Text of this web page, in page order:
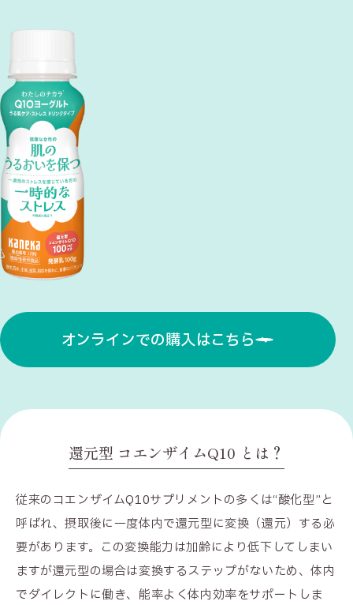
オンラインでの購入はこちら
還元型 コエンザイムQ10 とは？
従来のコエンザイムQ10サプリメントの多くは“酸化型”と
呼ばれ、摂取後に一度体内で還元型に変換（還元）する必
要があります。この変換能力は加齢により低下してしまい
ますが還元型の場合は変換するステップがないため、体内
でダイレクトに働き、能率よく体内効率をサポートしま